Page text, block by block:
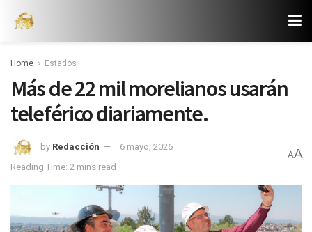
Home Estados
Más de 22 mil morelianos usarán
teleférico diariamente.
by Redacción
6 mayo, 2026
Reading Time: 2 mins read
AA